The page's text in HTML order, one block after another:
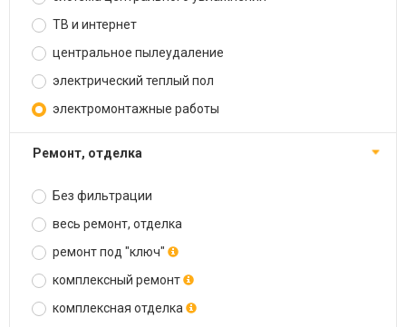
ТВ и интернет
центральное пылеудаление
электрический теплый пол
электромонтажные работы
ремонт, отделка
Без фильтрации
весь ремонт, отделка
ремонт под "ключ"
комплексный ремонт
комплексная отделка